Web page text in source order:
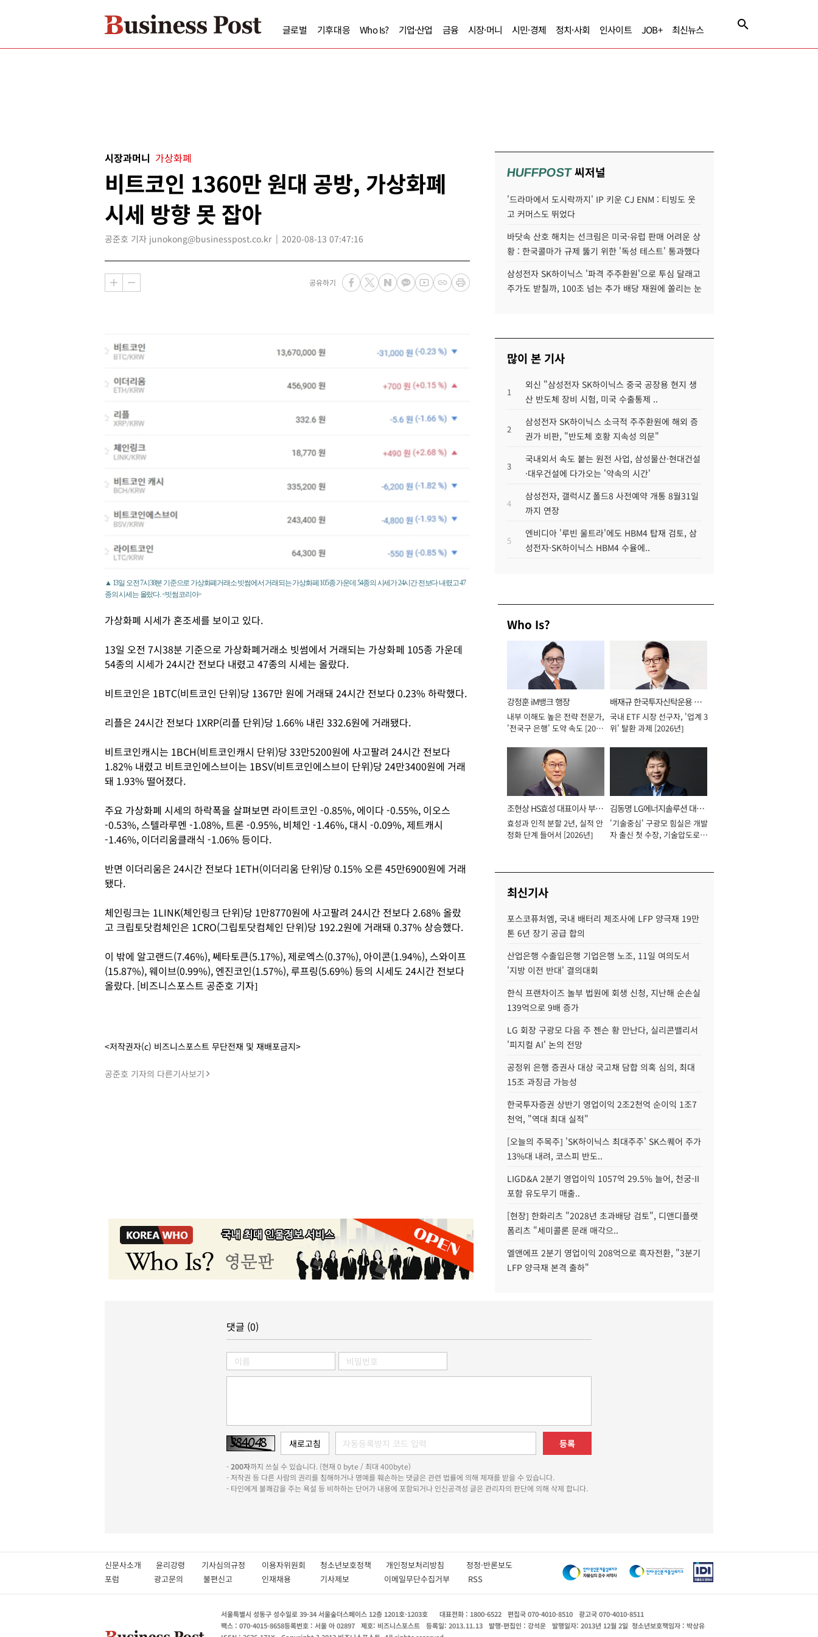
글로벌 기후대응 Who Is? 기업·산업 금융 시장·머니 시민·경제 정치·사회 인사이트 JOB+ 최신뉴스
시장과머니 가상화폐
비트코인 1360만 원대 공방, 가상화폐
시세 방향 못 잡아
공준호 기자 junokong@businesspost.co.kr 2020-08-13 07:47:16
공유하기
▲ 13일 오전 7시38분 기준으로 가상화폐거래소 빗썸에서 거래되는 가상화페 105종 가운데 54종의 시세가 24시간 전보다 내렸고 47
종의 시세는 올랐다. <빗썸코리아>
가상화폐 시세가 혼조세를 보이고 있다.
13일 오전 7시38분 기준으로 가상화폐거래소 빗썸에서 거래되는 가상화페 105종 가운데
54종의 시세가 24시간 전보다 내렸고 47종의 시세는 올랐다.
비트코인은 1BTC(비트코인 단위)당 1367만 원에 거래돼 24시간 전보다 0.23% 하락했다.
리플은 24시간 전보다 1XRP(리플 단위)당 1.66% 내린 332.6원에 거래됐다.
비트코인캐시는 1BCH(비트코인캐시 단위)당 33만5200원에 사고팔려 24시간 전보다
1.82% 내렸고 비트코인에스브이는 1BSV(비트코인에스브이 단위)당 24만3400원에 거래
돼 1.93% 떨어졌다.
주요 가상화폐 시세의 하락폭을 살펴보면 라이트코인 -0.85%, 에이다 -0.55%, 이오스
-0.53%, 스텔라루멘 -1.08%, 트론 -0.95%, 비체인 -1.46%, 대시 -0.09%, 제트캐시
-1.46%, 이더리움클래식 -1.06% 등이다.
반면 이더리움은 24시간 전보다 1ETH(이더리움 단위)당 0.15% 오른 45만6900원에 거래
됐다.
체인링크는 1LINK(체인링크 단위)당 1만8770원에 사고팔려 24시간 전보다 2.68% 올랐
고 크립토닷컴체인은 1CRO(그립토닷컴체인 단위)당 192.2원에 거래돼 0.37% 상승했다.
이 밖에 알고랜드(7.46%), 쎄타토큰(5.17%), 제로엑스(0.37%), 아이콘(1.94%), 스와이프
(15.87%), 웨이브(0.99%), 엔진코인(1.57%), 루프링(5.69%) 등의 시세도 24시간 전보다
올랐다. [비즈니스포스트 공준호 기자]
<저작권자(c) 비즈니스포스트 무단전재 및 재배포금지>
공준호 기자의 다른기사보기
HUFFPOST씨저널
'드라마에서 도시락까지' IP 키운 CJ ENM : 티빙도 웃
고 커머스도 뛰었다
바닷속 산호 해치는 선크림은 미국·유럽 판매 어려운 상
황 : 한국콜마가 규제 뚫기 위한 '독성 테스트' 통과했다
삼성전자 SK하이닉스 '파격 주주환원'으로 투심 달래고
주가도 받칠까, 100조 넘는 추가 배당 재원에 쏠리는 눈
많이 본 기사
1
외신 "삼성전자 SK하이닉스 중국 공장용 현지 생
산 반도체 장비 시험, 미국 수출통제 ..
2
삼성전자 SK하이닉스 소극적 주주환원에 해외 증
권가 비판, "반도체 호황 지속성 의문"
3
국내외서 속도 붙는 원전 사업, 삼성물산·현대건설
·대우건설에 다가오는 '약속의 시간'
4
삼성전자, 갤럭시Z 폴드8 사전예약 개통 8월31일
까지 연장
5
엔비디아 '루빈 울트라'에도 HBM4 탑재 검토, 삼
성전자·SK하이닉스 HBM4 수율에..
Who Is?
강정훈 iM뱅크 행장
내부 이해도 높은 전략 전문가,
'전국구 은행' 도약 속도 [2026
배재규 한국투자신탁운용 대
표이사 사장
국내 ETF 시장 선구자, '업계 3
위' 탈환 과제 [2026년]
조현상 HS효성 대표이사 부회
장
효성과 인적 분할 2년, 실적 안
정화 단계 들어서 [2026년]
김동명 LG에너지솔루션 대표
이사 사장
'기술중심' 구광모 힘실은 개발
자 출신 첫 수장, 기술압도로
최신기사
포스코퓨처엠, 국내 배터리 제조사에 LFP 양극재 19만
톤 6년 장기 공급 합의
산업은행 수출입은행 기업은행 노조, 11일 여의도서
'지방 이전 반대' 결의대회
한식 프랜차이즈 놀부 법원에 회생 신청, 지난해 순손실
139억으로 9배 증가
LG 회장 구광모 다음 주 젠슨 황 만난다, 실리콘밸리서
'피지컬 AI' 논의 전망
공정위 은행 증권사 대상 국고채 담합 의혹 심의, 최대
15조 과징금 가능성
한국투자증권 상반기 영업이익 2조2천억 순이익 1조7
천억, "역대 최대 실적"
[오늘의 주목주] 'SK하이닉스 최대주주' SK스퀘어 주가
13%대 내려, 코스피 반도..
LIGD&A 2분기 영업이익 1057억 29.5% 늘어, 천궁-II
포함 유도무기 매출..
[현장] 한화리츠 "2028년 초과배당 검토", 디앤디플랫
폼리츠 "세미콜론 문래 매각으..
엘앤에프 2분기 영업이익 208억으로 흑자전환, "3분기
LFP 양극재 본격 출하"
댓글 (0)
등록
-200자까지 쓰실 수 있습니다. (현재 0 byte / 최대 400byte)
- 저작권 등 다른 사람의 권리를 침해하거나 명예를 훼손하는 댓글은 관련 법률에 의해 제재를 받을 수 있습니다.
- 타인에게 불쾌감을 주는 욕설 등 비하하는 단어가 내용에 포함되거나 인신공격성 글은 관리자의 판단에 의해 삭제 합니다.
신문사소개 윤리강령 기사심의규정 이용자위원회 청소년보호정책 개인정보처리방침 정정·반론보도
포럼
광고문의 불편신고 인재채용 기사제보 이메일무단수집거부 RSS
서울특별시 성동구 성수일로 39-34 서울숲더스페이스 12층 1201호-1203호 대표전화 : 1800-6522 편집국 070-4010-8510
광고국 070-4010-8511
팩스 : 070-4015-8658등록번호 : 서울 아 02897 제호: 비즈니스포스트 등록일: 2013.11.13 발행·편집인 : 강석운 발행일자: 2013년 12월 2일 청소년보호책임자 : 박상유